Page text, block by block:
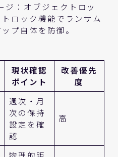
：オブジェクトロッ
ロック機能でランサム
プ自体を防御。
現状確認
ポイント
改善優先
度
週次・月
次の保持
設定を確
認
高